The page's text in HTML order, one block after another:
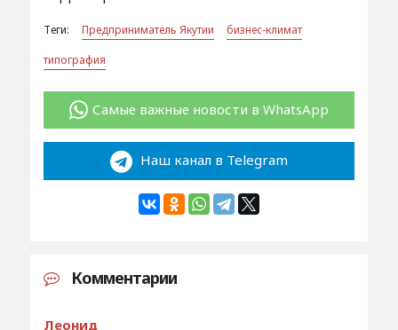
Теги: Предприниматель Якутии
бизнес-климат
типография
Самые важные новости в WhatsApp
Наш канал в Telegram
Комментарии
Леонид